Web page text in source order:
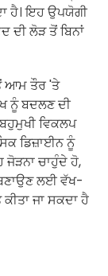
ਹੈ। ਇਹ ਉਪਯੋਗੀ
ਦੀ ਲੋੜ ਤੋਂ ਬਿਨਾਂ
ਆਮ ਤੌਰ 'ਤੇ
ਨੂੰ ਬਦਲਣ ਦੀ
ਵਿਕਲਪ
ਡਿਜ਼ਾਈਨ ਨੂੰ
ਚਾਹੁੰਦੇ ਹੋ,
ਲਈ ਵੱਖ-
ਜਾ ਸਕਦਾ ਹੈ